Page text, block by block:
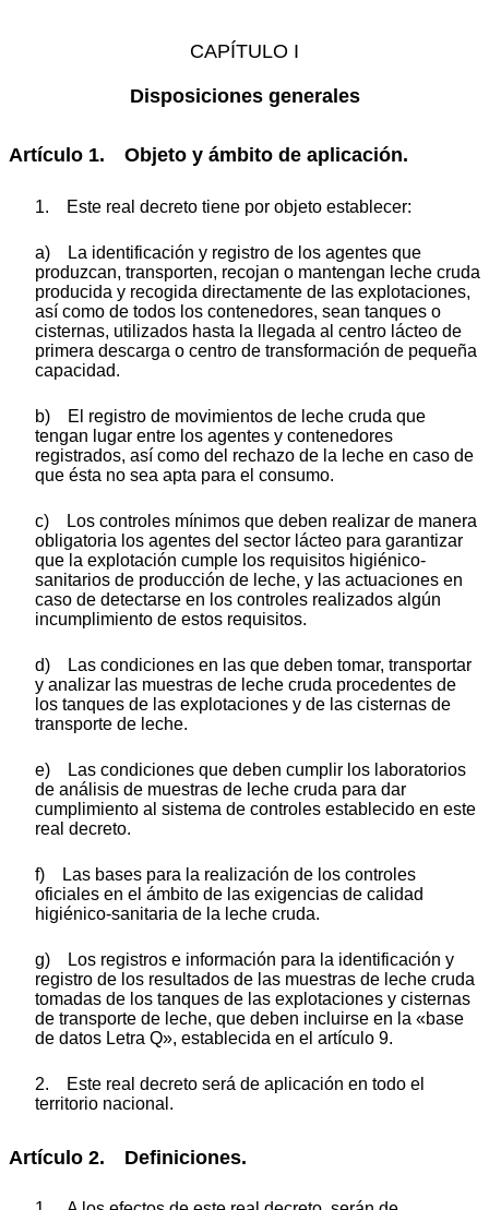
CAPÍTULO I
Disposiciones generales
Artículo 1. Objeto y ámbito de aplicación.
1. Este real decreto tiene por objeto establecer:
a) La identificación y registro de los agentes que
produzcan, transporten, recojan o mantengan leche cruda
producida y recogida directamente de las explotaciones,
así como de todos los contenedores, sean tanques o
cisternas, utilizados hasta la llegada al centro lácteo de
primera descarga o centro de transformación de pequeña
capacidad.
b) El registro de movimientos de leche cruda que
tengan lugar entre los agentes y contenedores
registrados, así como del rechazo de la leche en caso de
que ésta no sea apta para el consumo.
c) Los controles mínimos que deben realizar de manera
obligatoria los agentes del sector lácteo para garantizar
que la explotación cumple los requisitos higiénico-
sanitarios de producción de leche, y las actuaciones en
caso de detectarse en los controles realizados algún
incumplimiento de estos requisitos.
d) Las condiciones en las que deben tomar, transportar
y analizar las muestras de leche cruda procedentes de
los tanques de las explotaciones y de las cisternas de
transporte de leche.
e) Las condiciones que deben cumplir los laboratorios
de análisis de muestras de leche cruda para dar
cumplimiento al sistema de controles establecido en este
real decreto.
f) Las bases para la realización de los controles
oficiales en el ámbito de las exigencias de calidad
higiénico-sanitaria de la leche cruda.
g) Los registros e información para la identificación y
registro de los resultados de las muestras de leche cruda
tomadas de los tanques de las explotaciones y cisternas
de transporte de leche, que deben incluirse en la «base
de datos Letra Q», establecida en el artículo 9.
2. Este real decreto será de aplicación en todo el
territorio nacional.
Artículo 2. Definiciones.